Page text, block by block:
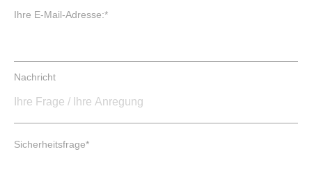
h
e
l
P
h
t
l
Ihre E-Mail-Adresse:*
Nachricht
P
Sicherheitsfrage*